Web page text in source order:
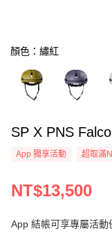
顏色：繡紅
SP X PNS
App 獨享活動 超取滿
NT$13,500
App 結帳可享專屬活動